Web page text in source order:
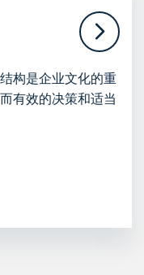
构是企业文化的重
有效的决策和适当